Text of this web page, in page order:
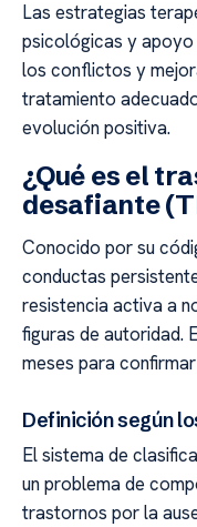
Las estrategias
psicológicas y
los conflictos y
tratamiento
evolución positiva.
¿Qué es el
desafiante
Conocido por su
conductas
resistencia activa a
figuras de autoridad.
meses para
Definición según
El sistema de
un problema de
trastornos por la